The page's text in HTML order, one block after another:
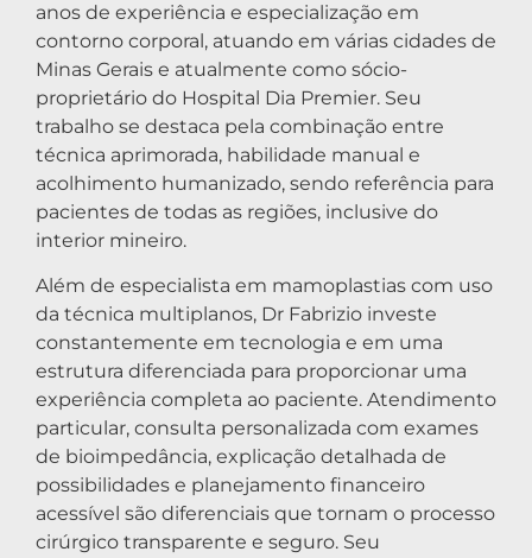
anos de experiência e especialização em
contorno corporal, atuando em várias cidades de
Minas Gerais e atualmente como sócio-
proprietário do Hospital Dia Premier. Seu
trabalho se destaca pela combinação entre
técnica aprimorada, habilidade manual e
acolhimento humanizado, sendo referência para
pacientes de todas as regiões, inclusive do
interior mineiro.
Além de especialista em mamoplastias com uso
da técnica multiplanos, Dr Fabrizio investe
constantemente em tecnologia e em uma
estrutura diferenciada para proporcionar uma
experiência completa ao paciente. Atendimento
particular, consulta personalizada com exames
de bioimpedância, explicação detalhada de
possibilidades e planejamento financeiro
acessível são diferenciais que tornam o processo
cirúrgico transparente e seguro. Seu